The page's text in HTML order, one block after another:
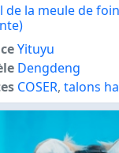
de la meule de
Yituyu
Dengdeng
COSER, talons